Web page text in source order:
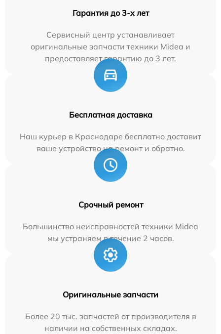
Гарантия до 3-х лет
Сервисный центр устанавливает
оригинальные запчасти техники Midea и
предоставляет гарантию до 3 лет.
Бесплатная доставка
Наш курьер в Краснодаре бесплатно доставит
ваше устройство на ремонт и обратно.
Срочный ремонт
Большинство неисправностей техники Midea
мы устраняем в течение 2 часов.
Оригинальные запчасти
Более 20 тыс. запчастей от производителя в
наличии на собственных складах.